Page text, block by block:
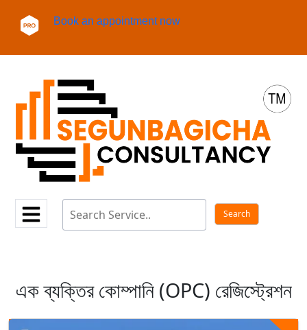
Book an appointment now
এক ব্যক্তির কোম্পানি (OPC) রেজিস্ট্রেশন